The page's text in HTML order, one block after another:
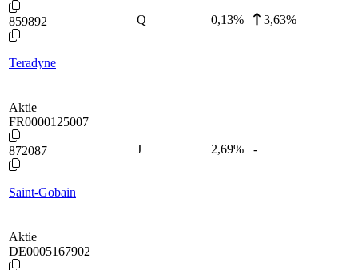
859892
Teradyne
Q 0,13% 3,63%
Aktie
FR0000125007
872087
Saint-Gobain
J 2,69% -
Aktie
DE0005167902